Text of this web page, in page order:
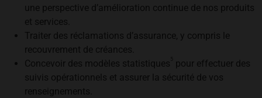
une perspective d’amélioration continue de nos produits
et services.
Traiter des réclamations d’assurance, y compris le
recouvrement de créances.
Concevoir des modèles statistiques pour effectuer des
suivis opérationnels et assurer la sécurité de vos
renseignements.